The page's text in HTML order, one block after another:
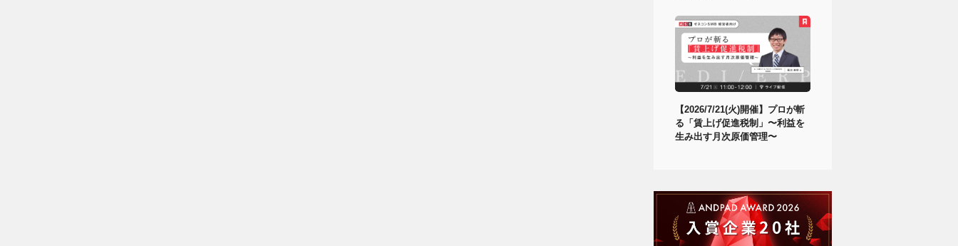
【2026/7/21(火)開催】プロが斬
る「賃上げ促進税制」〜利益を
生み出す月次原価管理〜